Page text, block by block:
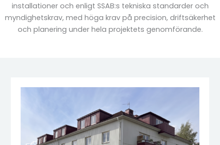
installationer och enligt SSAB:s tekniska standarder och
myndighetskrav, med höga krav på precision, driftsäkerhet
och planering under hela projektets genomförande.